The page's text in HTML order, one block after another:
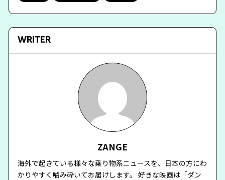
WRITER
ZANGE
海外で起きている様々な乗り物系ニュースを、日本の方にわ
かりやすく噛み砕いてお届けします。 好きな映画は「ダン